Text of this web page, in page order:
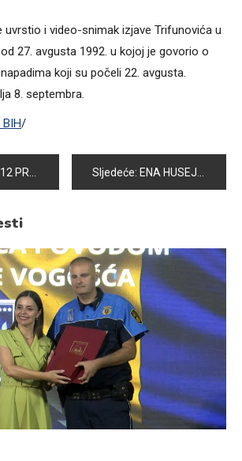
uvrstio i video-snimak izjave Trifunovića u
27. avgusta 1992. u kojoj je govorio o
koji su počeli 22. avgusta.
8. septembra.
BIH/
” UPRILIČEN SVEČANI DOČEK Sljedeće: ENA HUSEJNOVIĆ BRONZANA NA MEĐUNARODNOM TAEKWONDO TURNIRU “BOSNIA AND HERZEGOVINA OPEN 2023”